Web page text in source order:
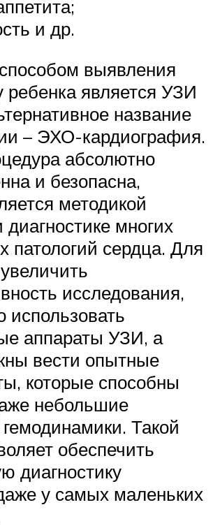
и др.
выявления
ребенка является УЗИ
название
– ЭХО-кардиография.
абсолютно
и безопасна,
методикой
многих
патологий сердца. Для
исследования,
использовать
аппараты УЗИ, а
вести опытные
которые способны
небольшие
Такой
обеспечить
диагностику
у самых маленьких